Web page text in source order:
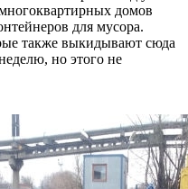
домов
для мусора.
также выкидывают сюда
но этого не